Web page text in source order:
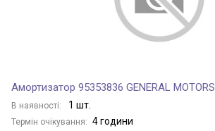
Амортизатор 95353836 GENERAL MOTORS
В наявності: 1 шт.
Термін очікування: 4 години